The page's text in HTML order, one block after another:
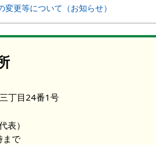
変更等について（お知らせ）
丁目24番1号
表）
まで